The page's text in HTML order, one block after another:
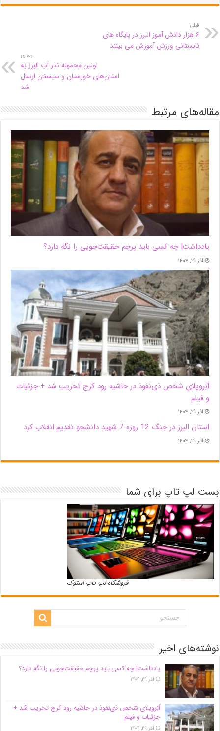
قبلی
۶ هزار دانش آموز البرز در پایگاه های
تابستانی ورزش آموزش می بینند
بعدی
اولین محموله نذر آب البرز به
استان‌های خوزستان و سیستان ارسال
شد
مقاله‌های مرتبط
یادداشت| ‌چه کسی باید پرچم حقیقت‌جویی را نگه دارد؟
آذر ۲۹, ۱۴۰۴
اَبَر‌ویلای شخص ذی‌نفوذ در حاشیه‌ رود کرج تخریب شد + جزئیات
و فیلم
آذر ۲۹, ۱۴۰۴
استان البرز در جنگ 12 روزه 7 شهید دانشجو تقدیم انقلاب کرد
آذر ۲۹, ۱۴۰۴
بست لپ تاپ برای شما
فروشگاه لپ تاپ استوک
نوشته‌های اخیر
یادداشت| ‌چه کسی باید پرچم حقیقت‌جویی را نگه دارد؟
آذر ۲۹, ۱۴۰۴
اَبَر‌ویلای شخص ذی‌نفوذ در حاشیه‌ رود کرج تخریب شد +
جزئیات و فیلم
آذر ۲۹, ۱۴۰۴